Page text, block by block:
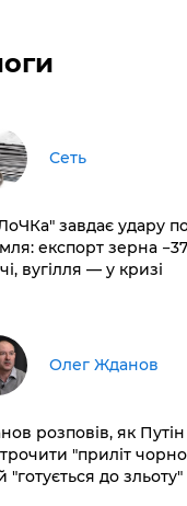
Сеть
завдає удару
експорт зерна
вугілля — у кризі
Олег Жданов
розповів, як
"приліт
"готується до зльоту"